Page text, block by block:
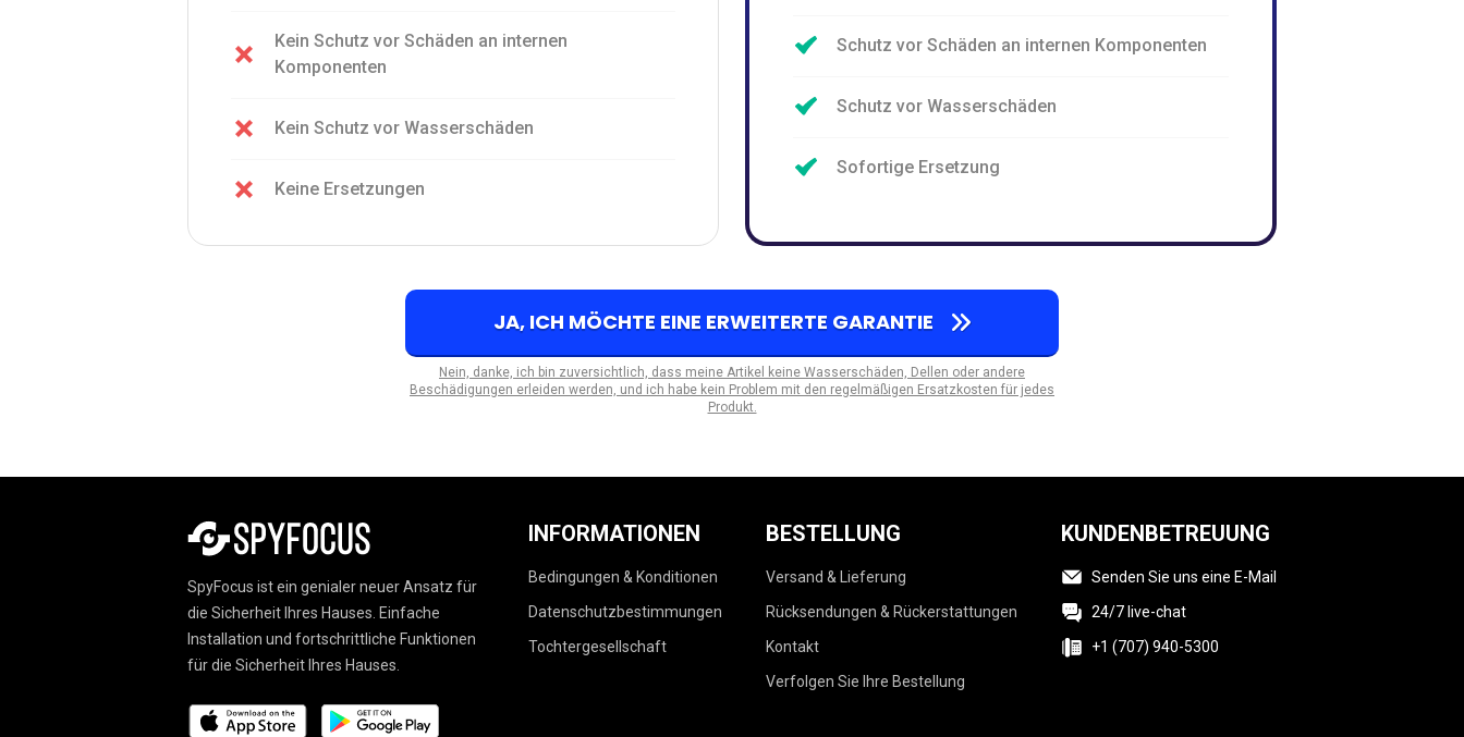
Kein Schutz vor Schäden an internen
Komponenten
Kein Schutz vor Wasserschäden
Keine Ersetzungen
Schutz vor Schäden an internen Komponenten
Schutz vor Wasserschäden
Sofortige Ersetzung
JA, ICH MÖCHTE EINE ERWEITERTE GARANTIE
Nein, danke, ich bin zuversichtlich, dass meine Artikel keine Wasserschäden, Dellen oder andere
Beschädigungen erleiden werden, und ich habe kein Problem mit den regelmäßigen Ersatzkosten für jedes
Produkt.
SpyFocus ist ein genialer neuer Ansatz für
die Sicherheit Ihres Hauses. Einfache
Installation und fortschrittliche Funktionen
für die Sicherheit Ihres Hauses.
INFORMATIONEN
Bedingungen & Konditionen
Datenschutzbestimmungen
Tochtergesellschaft
BESTELLUNG
Versand & Lieferung
Rücksendungen & Rückerstattungen
Kontakt
Verfolgen Sie Ihre Bestellung
KUNDENBETREUUNG
Senden Sie uns eine E-Mail
24/7 live-chat
+1 (707) 940-5300